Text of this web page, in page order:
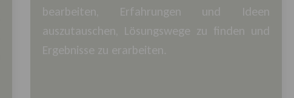
bearbeiten, Erfahrungen und Ideen
auszutauschen, Lösungswege zu finden und
Ergebnisse zu erarbeiten.